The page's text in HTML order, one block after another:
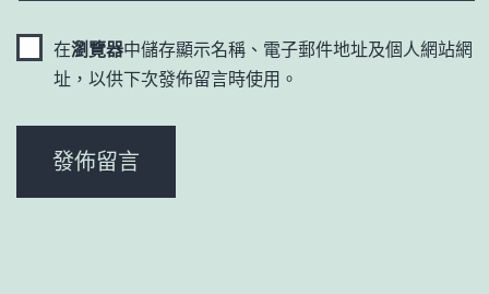
在瀏覽器中儲存顯示名稱、電子郵件地址及個人網站網
址，以供下次發佈留言時使用。